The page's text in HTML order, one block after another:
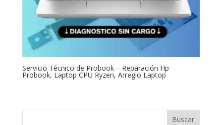
Servicio Técnico de Probook – Reparación Hp
Probook, Laptop CPU Ryzen, Arreglo Laptop
Buscar